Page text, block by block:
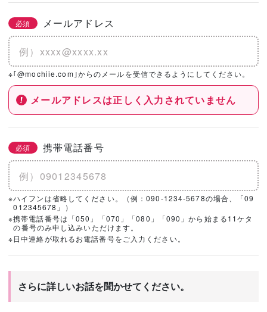
必須 メールアドレス
※｢@mochiie.com｣からのメールを受信できるようにしてください。
メールアドレスは正しく入力されていません
必須 携帯電話番号
※ハイフンは省略してください。（例：090-1234-5678の場合、「09
012345678」）
※携帯電話番号は「050」「070」「080」「090」から始まる11ケタ
の番号のみ申し込みいただけます。
※日中連絡が取れるお電話番号をご入力ください。
さらに詳しいお話を聞かせてください。